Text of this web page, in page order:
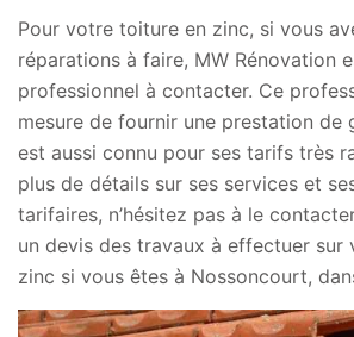
Pour votre toiture en zinc, si vous
réparations à faire, MW Rénovation
professionnel à contacter. Ce
mesure de fournir une prestation de
est aussi connu pour ses tarifs très
plus de détails sur ses services et
tarifaires, n’hésitez pas à le
un devis des travaux à effectuer sur
zinc si vous êtes à Nossoncourt,